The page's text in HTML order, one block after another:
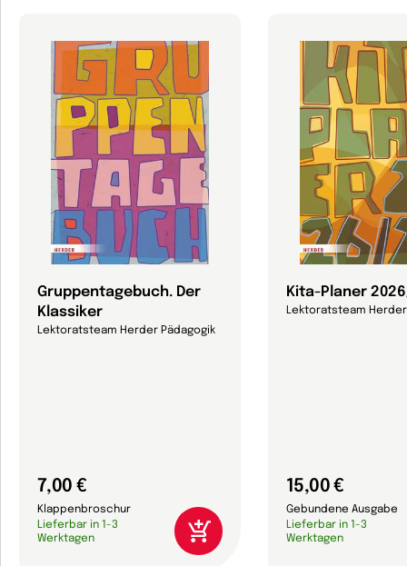
Gruppentagebuch. Der
Klassiker
Lektoratsteam Herder Pädagogik
7,00 €
Klappenbroschur
Lieferbar in 1-3
Werktagen
Kita-Planer
Lektoratsteam Herder
15,00 €
Gebundene Ausgabe
Lieferbar in 1-3
Werktagen